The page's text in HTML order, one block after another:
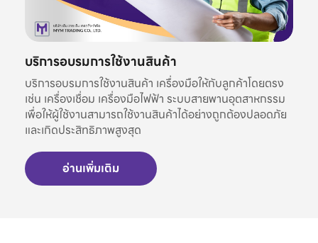
บริการอบรมการใช้งานสินค้า
บริการอบรมการใช้งานสินค้า เครื่องมือให้กับลูกค้าโดยตรง
เช่น เครื่องเชื่อม เครื่องมือไฟฟ้า ระบบสายพานอุตสาหกรรม
เพื่อให้ผู้ใช้งานสามารถใช้งานสินค้าได้อย่างถูกต้องปลอดภัย
และเกิดประสิทธิภาพสูงสุด
อ่านเพิ่มเติม